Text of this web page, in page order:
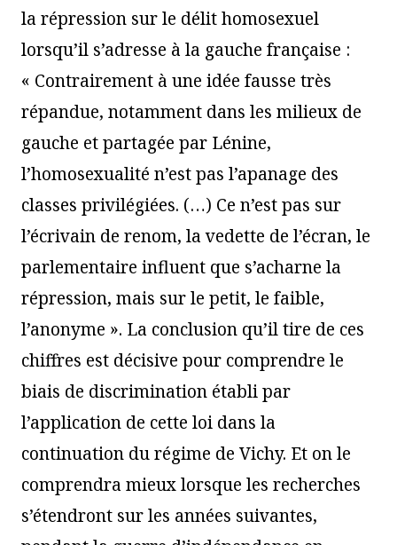
la répression sur le délit homosexuel
lorsqu’il s’adresse à la gauche française :
« Contrairement à une idée fausse très
répandue, notamment dans les milieux de
gauche et partagée par Lénine,
l’homosexualité n’est pas l’apanage des
classes privilégiées. (…) Ce n’est pas sur
l’écrivain de renom, la vedette de l’écran, le
parlementaire influent que s’acharne la
répression, mais sur le petit, le faible,
l’anonyme ». La conclusion qu’il tire de ces
chiffres est décisive pour comprendre le
biais de discrimination établi par
l’application de cette loi dans la
continuation du régime de Vichy. Et on le
comprendra mieux lorsque les recherches
s’étendront sur les années suivantes,